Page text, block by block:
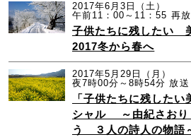
2017年6月3日（土）
午前11：00～11：55 再
子供たちに残したい
2017冬から春へ
2017年5月29日（月）
夜7時00分～8時54分 放送
「子供たちに残した
シャル ～由紀さおり
う ３人の詩人の物語